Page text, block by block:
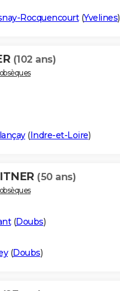
Rocquencourt(Yvelines)
(102 ans)
(Indre-et-Loire)
(50 ans)
(Doubs)
(Doubs)